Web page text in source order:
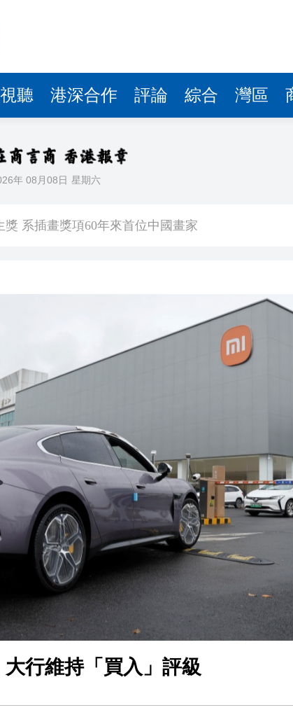
視聽 港深合作 評論 綜合 灣區
年 08月08日 星期六
系插畫獎項60年來首位中國畫家
「黃金戰衣」損毀 料長時間觸高溫
有片｜拜仁2:1擊敗維拉 180秒重溫全場精華
婚後急返港看大結局：感激愛回家助走出低谷 不捨
行維持「買入」評級